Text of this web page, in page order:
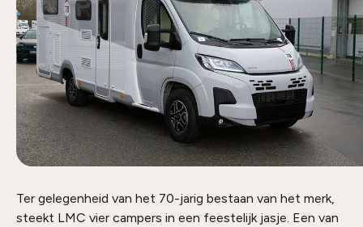
Ter gelegenheid van het 70-jarig bestaan van het merk,
steekt LMC vier campers in een feestelijk jasje. Een van